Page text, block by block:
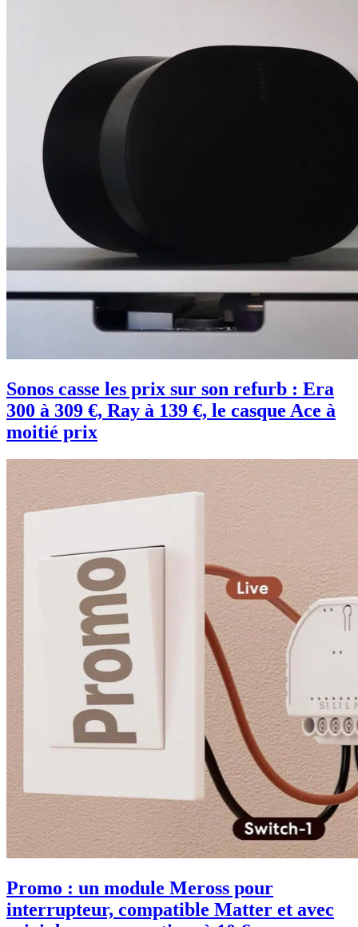
Sonos casse les prix sur son refurb : Era
300 à 309 €, Ray à 139 €, le casque Ace à
moitié prix
Promo : un module Meross pour
interrupteur, compatible Matter et avec